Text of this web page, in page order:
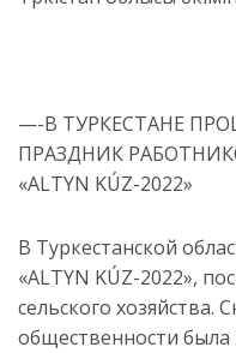
—-В ТУРКЕСТАНЕ
ПРАЗДНИК
«ALTYN KÚZ-2022»
В Туркестанской
«ALTYN KÚZ-2022»,
сельского хозяйства.
общественности была